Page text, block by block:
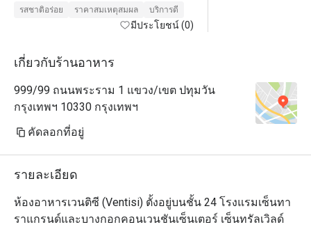
through Eatigo. Notice that different
days have different main ingredient,
you should choose the right day of
preferences!
the buffet includes a great list of
cocktails and some wine included.
the service is great, and have even a
singer at certain times, I think around
20:00
รสชาติอร่อย ราคาสมเหตุสมผล บริการดี
มีประโยชน์ (0)
เกี่ยวกับร้านอาหาร
999/99 ถนนพระราม 1 แขวง/เขต ปทุมวัน
กรุงเทพฯ 10330 กรุงเทพฯ
คัดลอกที่อยู่
รายละเอียด
ห้องอาหารเวนติซี (Ventisi) ตั้งอยู่บนชั้น 24 โรงแรมเซ็นทา
ราแกรนด์และบางกอกคอนเวนชันเซ็นเตอร์ เซ็นทรัลเวิลด์